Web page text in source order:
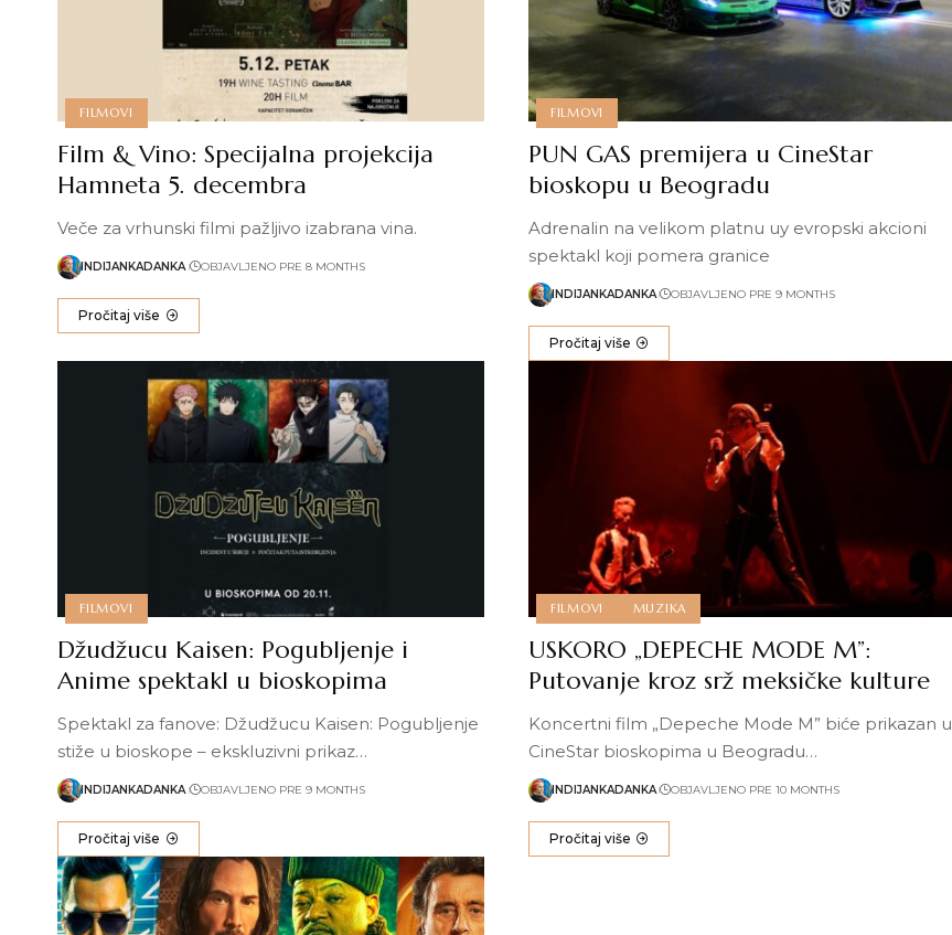
FILMOVI
Film & Vino: Specijalna projekcija
Hamneta 5. decembra
Veče za vrhunski filmi pažljivo izabrana vina.
INDIJANKADANKA OBJAVLJENO PRE 8 MONTHS
Pročitaj više
FILMOVI
PUN GAS premijera u CineStar
bioskopu u Beogradu
Adrenalin na velikom platnu uy evropski akcioni
spektakl koji pomera granice
INDIJANKADANKA OBJAVLJENO PRE 9 MONTHS
Pročitaj više
FILMOVI
Džudžucu Kaisen: Pogubljenje i
Anime spektakl u bioskopima
Spektakl za fanove: Džudžucu Kaisen: Pogubljenje
stiže u bioskope – ekskluzivni prikaz…
INDIJANKADANKA OBJAVLJENO PRE 9 MONTHS
Pročitaj više
FILMOVI MUZIKA
USKORO „DEPECHE MODE M”:
Putovanje kroz srž meksičke kulture
Koncertni film „Depeche Mode M” biće prikazan u
CineStar bioskopima u Beogradu…
INDIJANKADANKA OBJAVLJENO PRE 10 MONTHS
Pročitaj više